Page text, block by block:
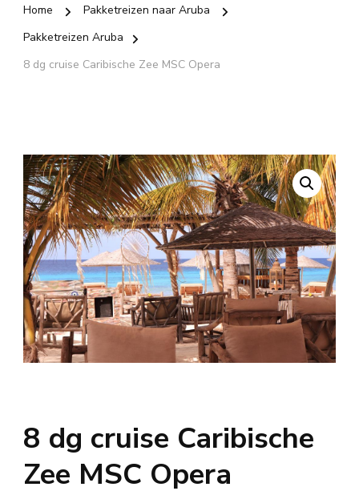
Home
Pakketreizen naar Aruba
Pakketreizen Aruba
8 dg cruise Caribische Zee MSC Opera
8 dg cruise Caribische
Zee MSC Opera